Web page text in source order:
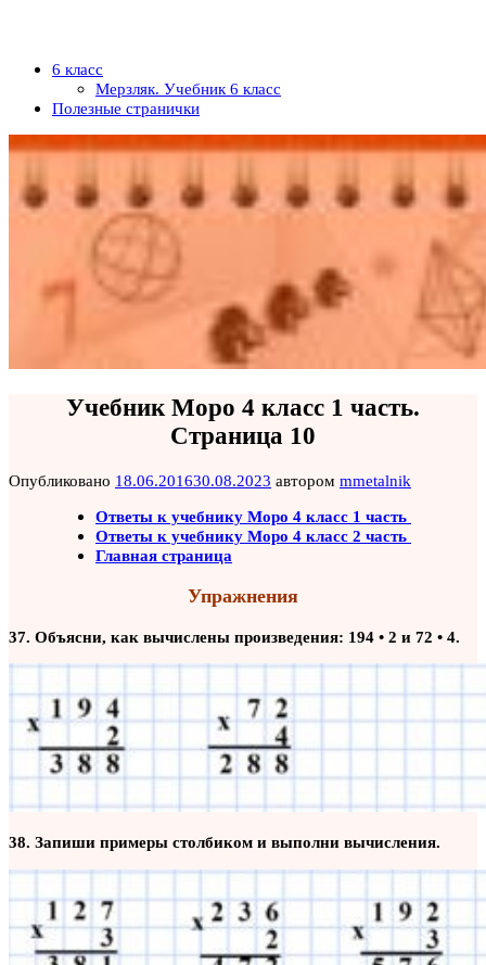
6 класс
Мерзляк. Учебник 6 класс
Полезные странички
Учебник Моро 4 класс 1 часть.
Страница 10
Опубликовано 18.06.201630.08.2023 автором mmetalnik
Ответы к учебнику Моро 4 класс 1 часть
Ответы к учебнику Моро 4 класс 2 часть
Главная страница
Упражнения
37. Объясни, как вычислены произведения: 194 • 2 и 72 • 4.
38. Запиши примеры столбиком и выполни вычисления.